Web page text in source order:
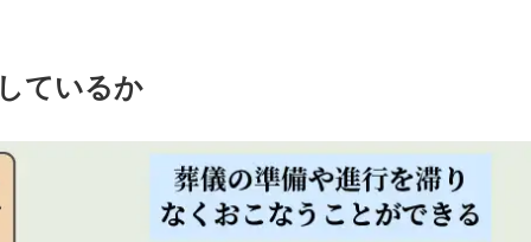
ているか